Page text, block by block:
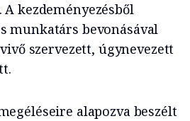
kezdeményezésből
munkatárs bevonásával
szervezett, úgynevezett
alapozva beszélt